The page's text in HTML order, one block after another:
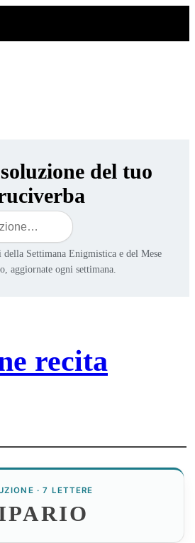
del tuo
Settimana Enigmistica e del Mese
aggiornate ogni settimana.
recita
· 7 LETTERE